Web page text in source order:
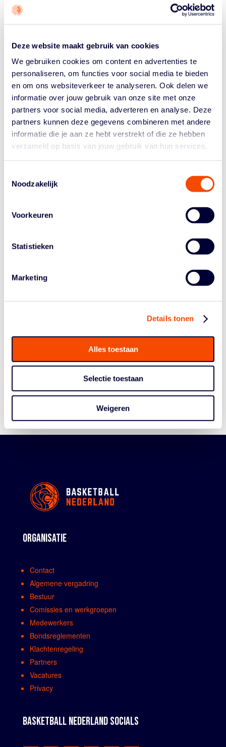
Deze website maakt gebruik van cookies
We gebruiken cookies om content en advertenties te
personaliseren, om functies voor social media te bieden
en om ons websiteverkeer te analyseren. Ook delen we
informatie over jouw gebruik van onze site met onze
partners voor social media, adverteren en analyse. Deze
partners kunnen deze gegevens combineren met andere
informatie die je aan ze hebt verstrekt of die ze hebben
verzameld op basis van jouw gebruik van hun services.
Noodzakelijk
Voorkeuren
Statistieken
Marketing
Details tonen
Alles toestaan
Selectie toestaan
Weigeren
En dat is knap. Fenerbahce won de EuroLeague de
alle zestien wedstrijden.
Emese speelde ongeveer een kwartier en verzamelde 2
punten, 4 rebounds en 2 assists. Ze was deel van een
defense die EuroLeague MVP Emma Meesseman op 4
punten hield. Verder kreeg Praag goede productie van
Valeriane Ayayi en Tereza Vyoralova (beide 15 punten)
en Ezi Magbegor. Die laatste scoorde 16 punten en
greep maar liefst 16 rebounds.
In de finale treft Praag het Spaanse CBK Mersin – de
oude ploeg van Laura Cornelius, teamgenoot van
Emese bij Orange Lions. Mersin versloeg in de halve
finales Valencia met 68-66.
Meekijken kan via het
Historie
Algemene Vergadering
Bestuur En Commissies
Reglementen
ORGANISATIE
Contact
Algemene vergadring
Bestuur
Comissies en werkgroepen
Medewerkers
Bondsreglementen
Klachtenregeling
Partners
Vacatures
Privacy
BASKETBALL NEDERLAND SOCIALS